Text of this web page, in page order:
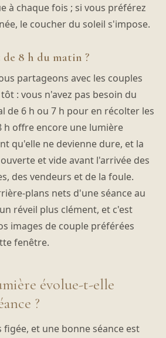
à chaque fois ; si vous préférez
le coucher du soleil s'impose.
8 h du matin ?
partageons avec les couples
: vous n'avez pas besoin du
de 6 h ou 7 h pour en récolter les
h offre encore une lumière
qu'elle ne devienne dure, et la
et vide avant l'arrivée des
des vendeurs et de la foule.
plans nets d'une séance au
réveil plus clément, et c'est
images de couple préférées
fenêtre.
évolue-t-elle
?
figée, et une bonne séance est